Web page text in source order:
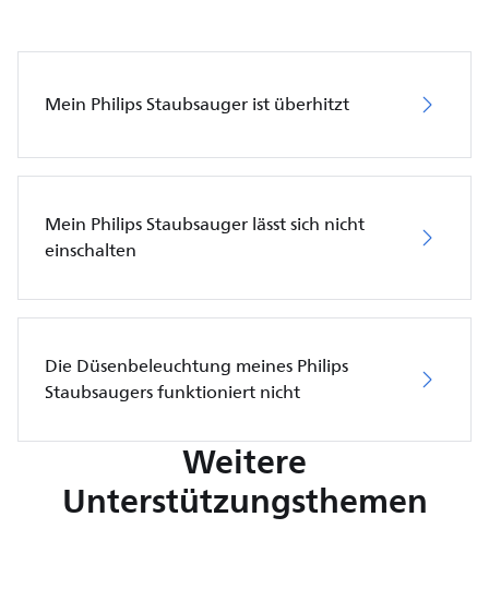
Mein Philips Staubsauger ist überhitzt
Mein Philips Staubsauger lässt sich nicht
einschalten
Die Düsenbeleuchtung meines Philips
Staubsaugers funktioniert nicht
Weitere
Unterstützungsthemen